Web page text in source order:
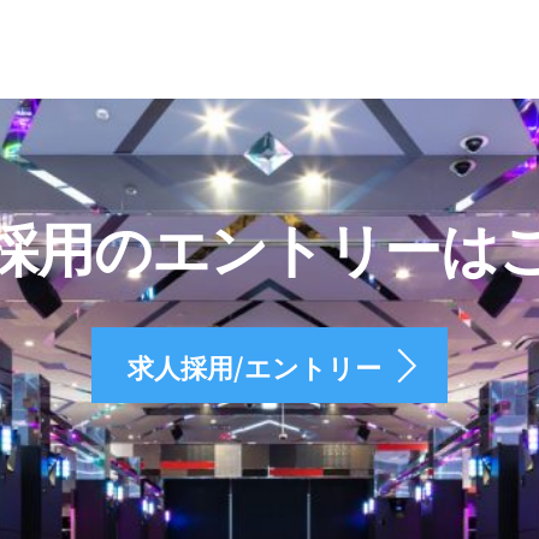
用のエントリーは
求人採用/エントリー